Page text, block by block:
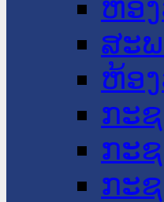
ຫ້ອ
ສະ
ຫ້ອ
ກະ
ກະ
ກະຊ